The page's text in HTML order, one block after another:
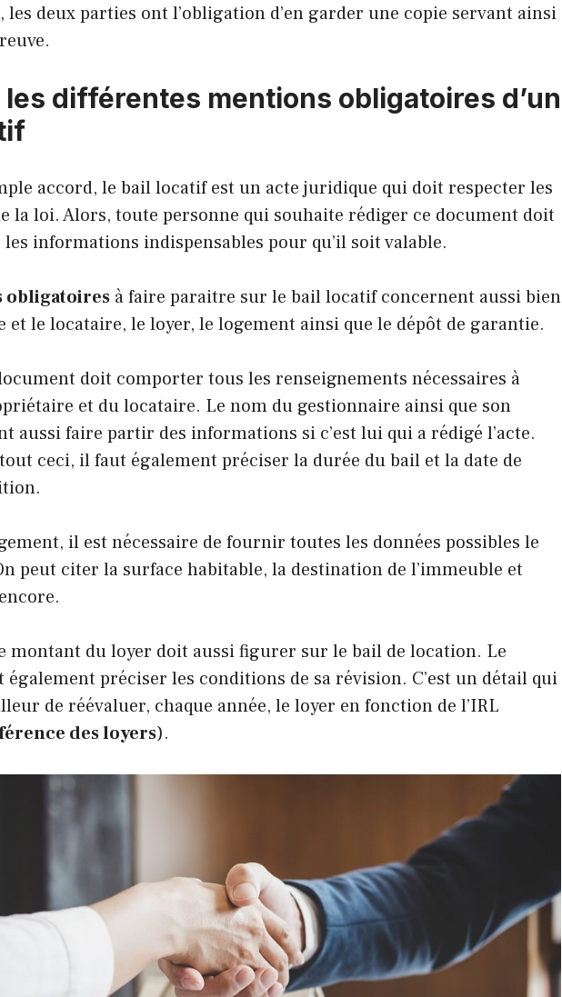
deux parties ont l’obligation d’en garder une copie servant ainsi
différentes mentions obligatoires d’un
accord, le bail locatif est un acte juridique qui doit respecter les
la loi. Alors, toute personne qui souhaite rédiger ce document doit
informations indispensables pour qu’il soit valable.
obligatoires à faire paraitre sur le bail locatif concernent aussi bien
le locataire, le loyer, le logement ainsi que le dépôt de garantie.
doit comporter tous les renseignements nécessaires à
et du locataire. Le nom du gestionnaire ainsi que son
aussi faire partir des informations si c’est lui qui a rédigé l’acte.
ceci, il faut également préciser la durée du bail et la date de
il est nécessaire de fournir toutes les données possibles le
peut citer la surface habitable, la destination de l’immeuble et
montant du loyer doit aussi figurer sur le bail de location. Le
préciser les conditions de sa révision. C’est un détail qui
de réévaluer, chaque année, le loyer en fonction de l’IRL
des loyers).